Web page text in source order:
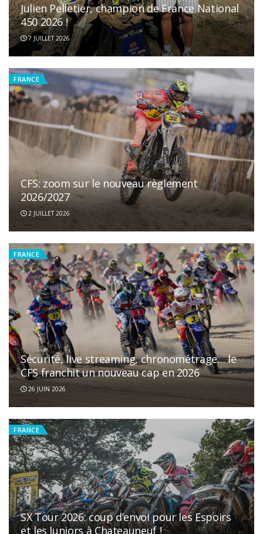
Julien Pelletier, champion de France National
450 2026 !
7 JUILLET 2026
FRANCE
CFS: zoom sur le nouveau règlement
2026/2027
2 JUILLET 2026
FRANCE
Sécurité, live streaming, chronométrage… le
CFS franchit un nouveau cap en 2026
26 JUIN 2026
FRANCE
SX Tour 2026: coup d’envoi pour les Espoirs
et les Juniors à Chateauneuf !